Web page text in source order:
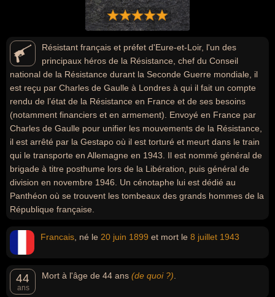
Résistant français et préfet d'Eure-et-Loir, l'un des
principaux héros de la Résistance, chef du Conseil
national de la Résistance durant la Seconde Guerre mondiale, il
est reçu par Charles de Gaulle à Londres à qui il fait un compte
rendu de l’état de la Résistance en France et de ses besoins
(notamment financiers et en armement). Envoyé en France par
Charles de Gaulle pour unifier les mouvements de la Résistance,
il est arrêté par la Gestapo où il est torturé et meurt dans le train
qui le transporte en Allemagne en 1943. Il est nommé général de
brigade à titre posthume lors de la Libération, puis général de
division en novembre 1946. Un cénotaphe lui est dédié au
Panthéon où se trouvent les tombeaux des grands hommes de la
République française.
Francais , né le 20 juin 1899 et mort le 8 juillet 1943
44
ans
Mort à l'âge de 44 ans (de quoi ?)